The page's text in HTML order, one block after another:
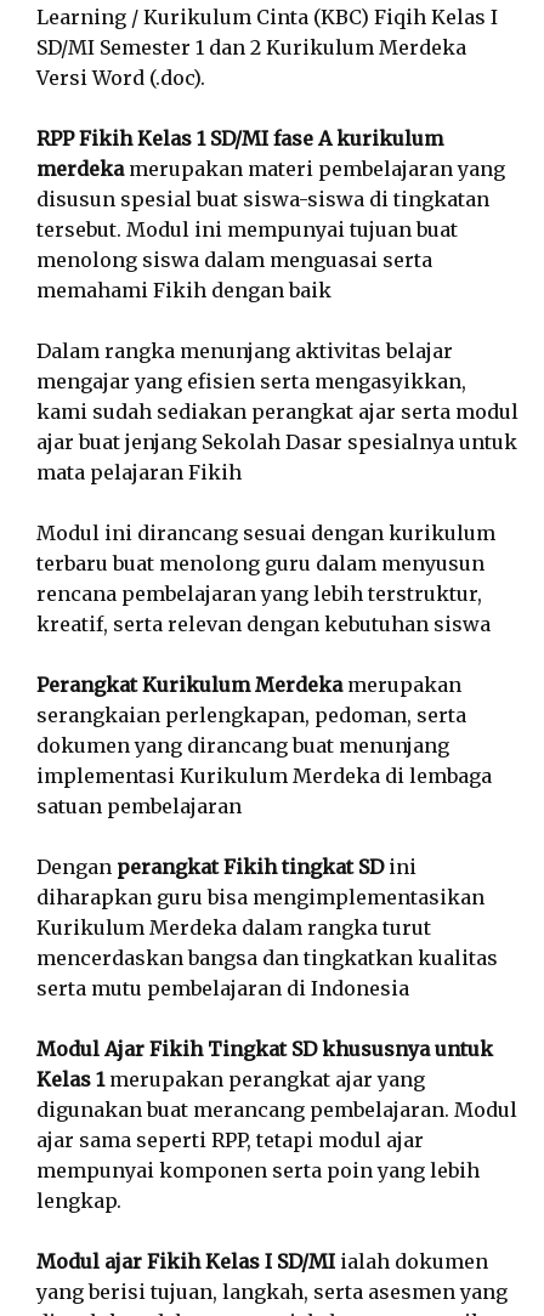
Learning / Kurikulum Cinta (KBC) Fiqih Kelas I
SD/MI Semester 1 dan 2 Kurikulum Merdeka
Versi Word (.doc).
RPP Fikih Kelas 1 SD/MI fase A kurikulum
merdekamerupakan materi pembelajaran yang
disusun spesial buat siswa-siswa di tingkatan
tersebut. Modul ini mempunyai tujuan buat
menolong siswa dalam menguasai serta
memahami Fikih dengan baik
Dalam rangka menunjang aktivitas belajar
mengajar yang efisien serta mengasyikkan,
kami sudah sediakan perangkat ajar serta modul
ajar buat jenjang Sekolah Dasar spesialnya untuk
mata pelajaran Fikih
Modul ini dirancang sesuai dengan kurikulum
terbaru buat menolong guru dalam menyusun
rencana pembelajaran yang lebih terstruktur,
kreatif, serta relevan dengan kebutuhan siswa
Perangkat Kurikulum Merdekamerupakan
serangkaian perlengkapan, pedoman, serta
dokumen yang dirancang buat menunjang
implementasi Kurikulum Merdeka di lembaga
satuan pembelajaran
Dengan perangkat Fikih tingkat SDini
diharapkan guru bisa mengimplementasikan
Kurikulum Merdeka dalam rangka turut
mencerdaskan bangsa dan tingkatkan kualitas
serta mutu pembelajaran di Indonesia
Modul Ajar Fikih Tingkat SD khususnya untuk
Kelas 1merupakan perangkat ajar yang
digunakan buat merancang pembelajaran. Modul
ajar sama seperti RPP, tetapi modul ajar
mempunyai komponen serta poin yang lebih
lengkap.
Modul ajar Fikih Kelas I SD/MI ialah dokumen
yang berisi tujuan, langkah, serta asesmen yang